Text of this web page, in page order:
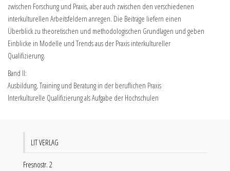
zwischen Forschung und Praxis, aber auch zwischen den verschiedenen
interkulturellen Arbeitsfeldern anregen. Die Beiträge liefern einen
Überblick zu theoretischen und methodologischen Grundlagen und geben
Einblicke in Modelle und Trends aus der Praxis interkultureller
Qualifizierung.
Band II:
Ausbildung, Training und Beratung in der beruflichen Praxis
Interkulturelle Qualifizierung als Aufgabe der Hochschulen
LIT VERLAG
Fresnostr. 2